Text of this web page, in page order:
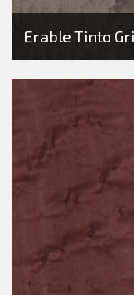
Erable Tinto